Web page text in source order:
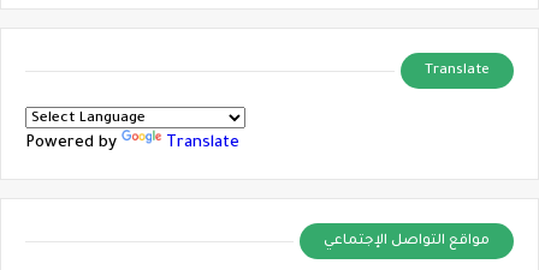
Translate
Powered by Translate
مواقع التواصل الإجتماعي